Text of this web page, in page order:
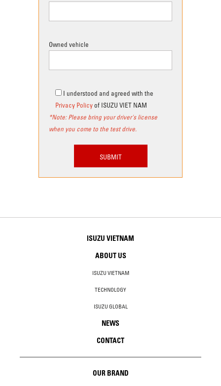
Owned vehicle
I understood and agreed with the
Privacy Policyof ISUZU VIET NAM
*Note: Please bring your driver's license
when you come to the test drive.
ISUZU VIETNAM
ABOUT US
ISUZU VIETNAM
TECHNOLOGY
ISUZU GLOBAL
NEWS
CONTACT
OUR BRAND